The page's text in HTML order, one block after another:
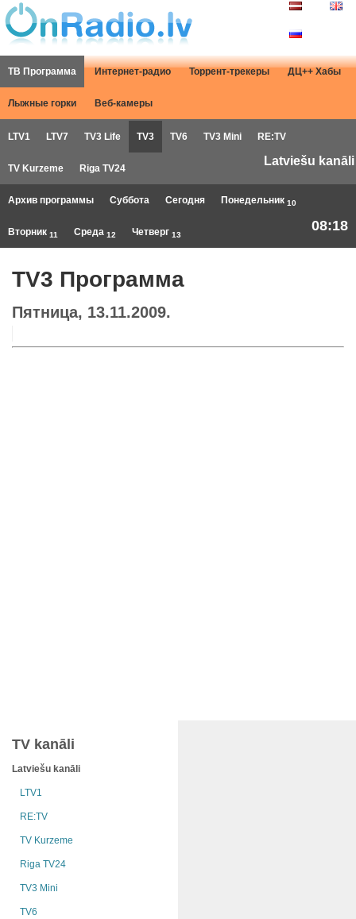
ТВ Программа Интернет-радио Торрент-трекеры ДЦ++ Хабы
Лыжные горки Веб-камеры
LTV1 LTV7 TV3 Life TV3 TV6 TV3 Mini RE:TV
TV Kurzeme Riga TV24
Latviešu kanāli
Архив программы Суббота Сегодня Понедельник 10
Вторник 11 Среда 12 Четверг 13
08:18
TV3 Программа
Пятница, 13.11.2009.
TV kanāli
Latviešu kanāli
LTV1
RE:TV
TV Kurzeme
Riga TV24
TV3 Mini
TV6